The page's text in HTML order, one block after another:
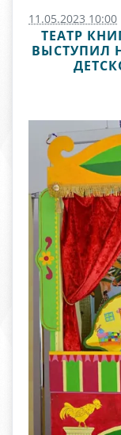
11.05.2023 10:00
ТЕАТР
ВЫСТУПИЛ